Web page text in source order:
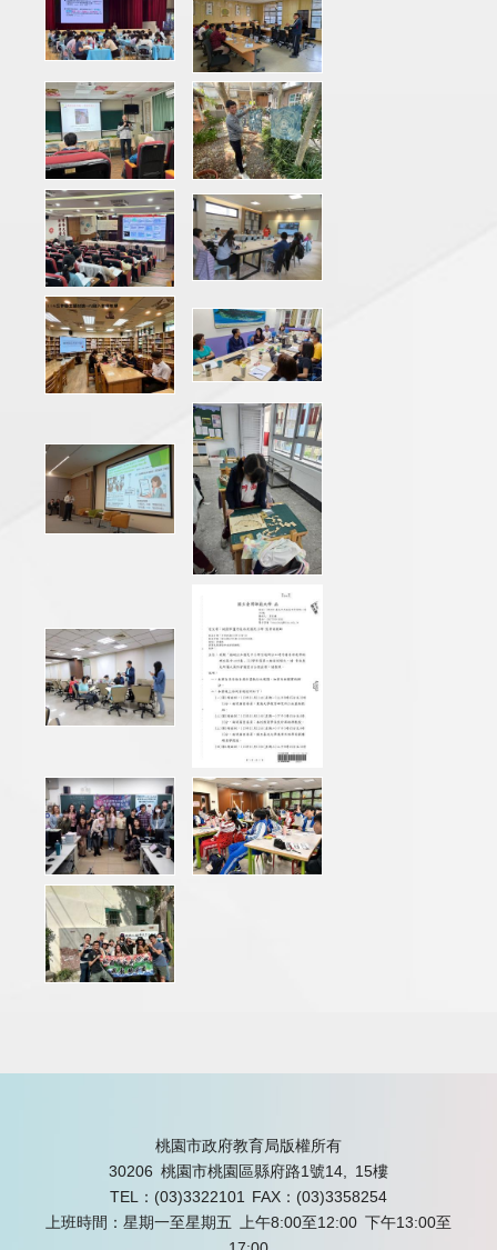
桃園市政府教育局版權所有
30206 桃園市桃園區縣府路1號14, 15樓
TEL：(03)3322101
FAX：(03)3358254
上班時間：星期一至星期五 上午8:00至12:00 下午13:00至